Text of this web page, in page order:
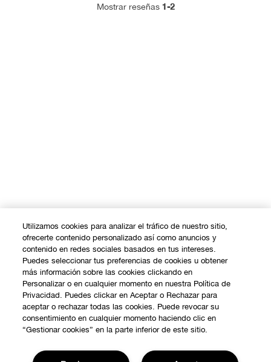
Mostrar reseñas 1-2
Utilizamos cookies para analizar el tráfico de nuestro sitio,
ofrecerte contenido personalizado así como anuncios y
contenido en redes sociales basados en tus intereses.
Puedes seleccionar tus preferencias de cookies u obtener
más información sobre las cookies clickando en
Personalizar o en cualquier momento en nuestra Política de
Privacidad. Puedes clickar en Aceptar o Rechazar para
aceptar o rechazar todas las cookies. Puede revocar su
consentimiento en cualquier momento haciendo clic en
“Gestionar cookies” en la parte inferior de este sitio.